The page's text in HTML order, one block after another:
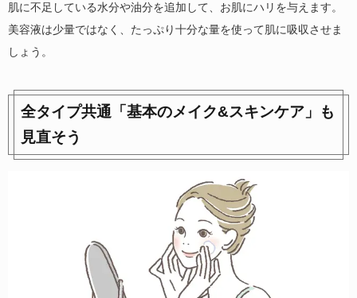
肌に不足している水分や油分を追加して、お肌にハリを与えます。
美容液は少量ではなく、たっぷり十分な量を使って肌に吸収させま
しょう。
全タイプ共通「基本のメイク&スキンケア」も
見直そう